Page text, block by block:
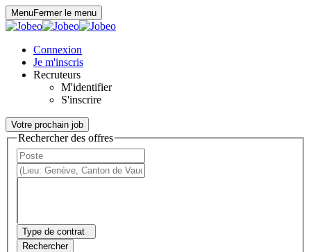
MenuFermer le menu
Connexion
Je m'inscris
Recruteurs
M'identifier
S'inscrire
Votre prochain job
Rechercher des offres
Type de contrat
Rechercher
Panneau de gestion des cookies